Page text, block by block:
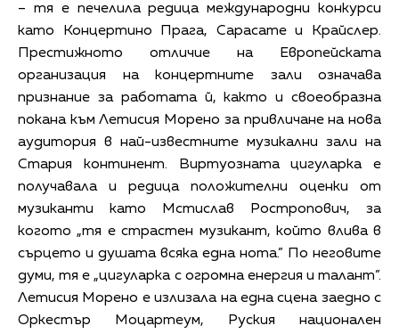
– тя е печелила редица международни конкурси
като Концертино Прага, Сарасате и Крайслер.
Престижното отличие на Европейската
организация на концертните зали означава
признание за работата й, както и своеобразна
покана към Летисия Морено за привличане на нова
аудитория в най-известните музикални зали на
Стария континент. Виртуозната цигуларка е
получавала и редица положителни оценки от
музиканти като Мстислав Ростропович, за
когото „тя е страстен музикант, който влива в
сърцето и душата всяка една нота.” По неговите
думи, тя е „цигуларка с огромна енергия и талант”.
Летисия Морено е излизала на една сцена заедно с
Оркестър Моцартеум, Руския национален